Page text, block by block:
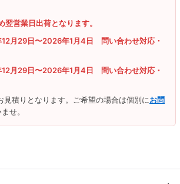
営業日出荷となります。
月29日〜2026年1月4日 問い合わせ対応・
月29日〜2026年1月4日 問い合わせ対応・
見積りとなります。ご希望の場合は個別にお問
せ。